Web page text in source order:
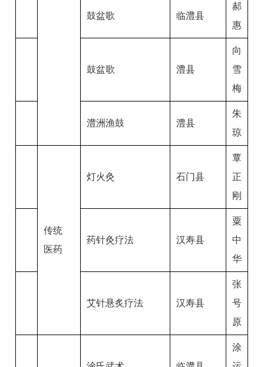
鼓盆歌 临澧县
郝
惠
鼓盆歌 澧县
向
雪
梅
澧洲渔鼓 澧县
朱
琼
传统
医药
灯火灸 石门县
覃
正
刚
药针灸疗法 汉寿县
粟
中
华
艾针悬炙疗法 汉寿县
张
号
原
涂